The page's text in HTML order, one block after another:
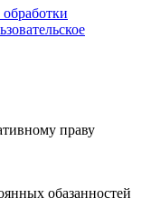
праву
обазанностей